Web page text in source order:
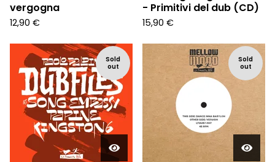
vergogna
12,90 €
- Primitivi del dub (CD)
15,90 €
Sold
out
Sold
out